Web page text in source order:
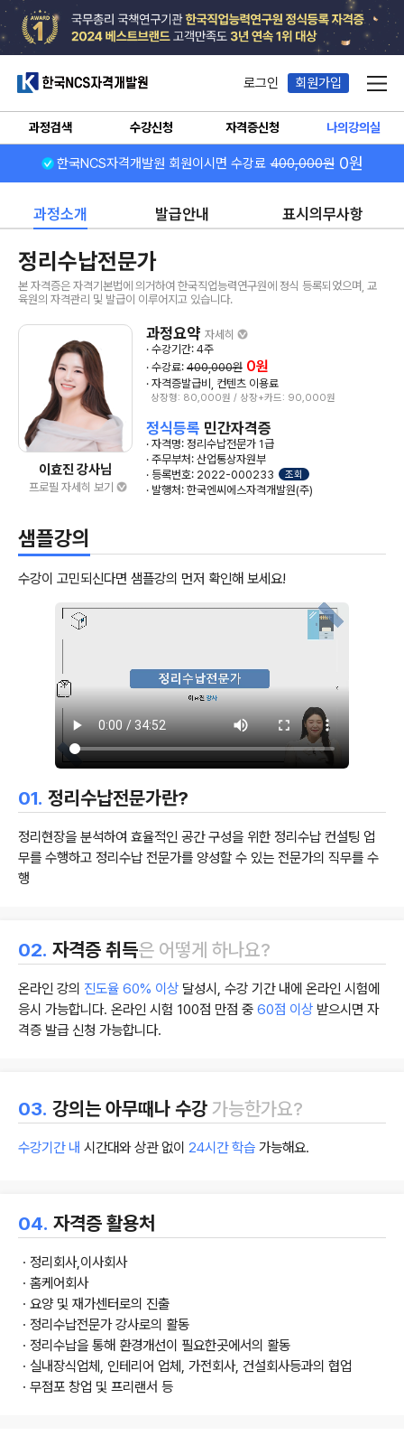
한국NCS자격개발원 로그인 회원가입 메뉴
과정검색 수강신청 자격증신청 나의강의실
한국NCS자격개발원 회원이시면 수강료 400,000원 0원
과정소개 발급안내 표시의무사항
정리수납전문가
본 자격증은 자격기본법에 의거하여 한국직업능력연구원에 정식 등록되었으며, 교
육원의 자격관리 및 발급이 이루어지고 있습니다.
이효진 강사님
프로필 자세히 보기
과정요약 자세히
· 수강기간: 4주
· 수강료: 400,000원 0원
· 자격증발급비, 컨텐츠 이용료
상장형: 80,000원 / 상장+카드: 90,000원
정식등록 민간자격증
· 자격명: 정리수납전문가 1급
· 주무부처: 산업통상자원부
· 등록번호: 2022-000233
조회
· 발행처: 한국엔씨에스자격개발원(주)
샘플강의
수강이 고민되신다면 샘플강의 먼저 확인해 보세요!
01. 정리수납전문가란?
정리현장을 분석하여 효율적인 공간 구성을 위한 정리수납 컨설팅 업
무를 수행하고 정리수납 전문가를 양성할 수 있는 전문가의 직무를 수
행
02. 자격증 취득은 어떻게 하나요?
온라인 강의 진도율 60% 이상 달성시, 수강 기간 내에 온라인 시험에
응시 가능합니다. 온라인 시험 100점 만점 중 60점 이상 받으시면 자
격증 발급 신청 가능합니다.
03. 강의는 아무때나 수강 가능한가요?
수강기간 내 시간대와 상관 없이 24시간 학습 가능해요.
04. 자격증 활용처
ㆍ정리회사,이사회사
ㆍ홈케어회사
ㆍ요양 및 재가센터로의 진출
ㆍ정리수납전문가 강사로의 활동
ㆍ정리수납을 통해 환경개선이 필요한곳에서의 활동
ㆍ실내장식업체, 인테리어 업체, 가전회사, 건설회사등과의 협업
ㆍ무점포 창업 및 프리랜서 등